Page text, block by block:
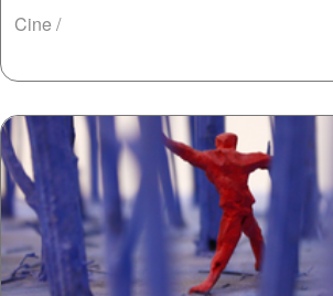
Cine /